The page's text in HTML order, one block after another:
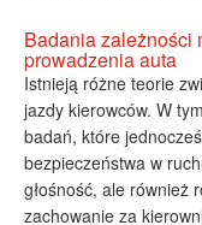
Badania zależności
prowadzenia auta
Istnieją różne teorie
jazdy kierowców. W
badań, które
bezpieczeństwa w
głośność, ale również
zachowanie za